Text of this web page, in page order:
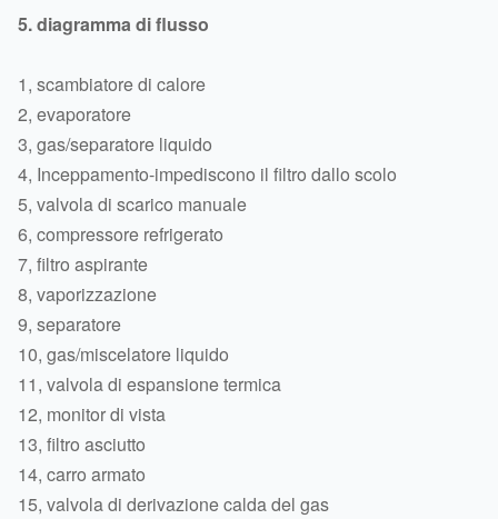
5. diagramma di flusso
1, scambiatore di calore
2, evaporatore
3, gas/separatore liquido
4, Inceppamento-impediscono il filtro dallo scolo
5, valvola di scarico manuale
6, compressore refrigerato
7, filtro aspirante
8, vaporizzazione
9, separatore
10, gas/miscelatore liquido
11, valvola di espansione termica
12, monitor di vista
13, filtro asciutto
14, carro armato
15, valvola di derivazione calda del gas